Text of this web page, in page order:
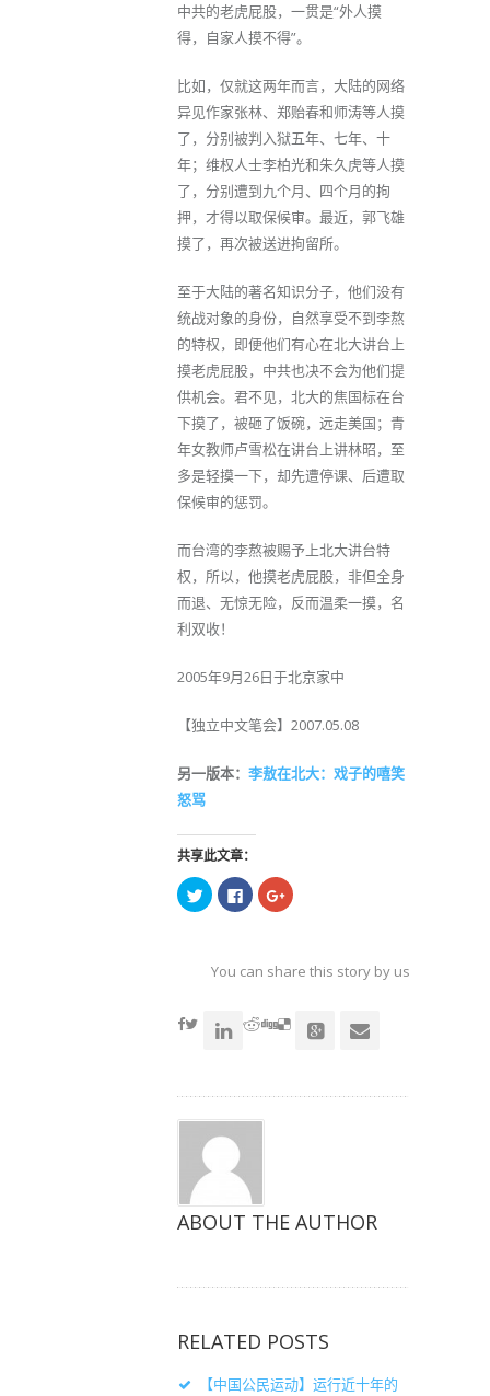
中共的老虎屁股，一贯是“外人摸
得，自家人摸不得”。
比如，仅就这两年而言，大陆的网络
异见作家张林、郑贻春和师涛等人摸
了，分别被判入狱五年、七年、十
年；维权人士李柏光和朱久虎等人摸
了，分别遭到九个月、四个月的拘
押，才得以取保候审。最近，郭飞雄
摸了，再次被送进拘留所。
至于大陆的著名知识分子，他们没有
统战对象的身份，自然享受不到李熬
的特权，即便他们有心在北大讲台上
摸老虎屁股，中共也决不会为他们提
供机会。君不见，北大的焦国标在台
下摸了，被砸了饭碗，远走美国；青
年女教师卢雪松在讲台上讲林昭，至
多是轻摸一下，却先遭停课、后遭取
保候审的惩罚。
而台湾的李熬被赐予上北大讲台特
权，所以，他摸老虎屁股，非但全身
而退、无惊无险，反而温柔一摸，名
利双收！
2005年9月26日于北京家中
【独立中文笔会】2007.05.08
另一版本： 李敖在北大：戏子的嘻笑
怒骂
共享此文章：
点
击
共
享
窗
口
点
击
共
享
窗
口
点
击
共
享
窗
口
You can share this story by using your
ABOUT THE AUTHOR
RELATED POSTS
【中国公民运动】运行近十年的